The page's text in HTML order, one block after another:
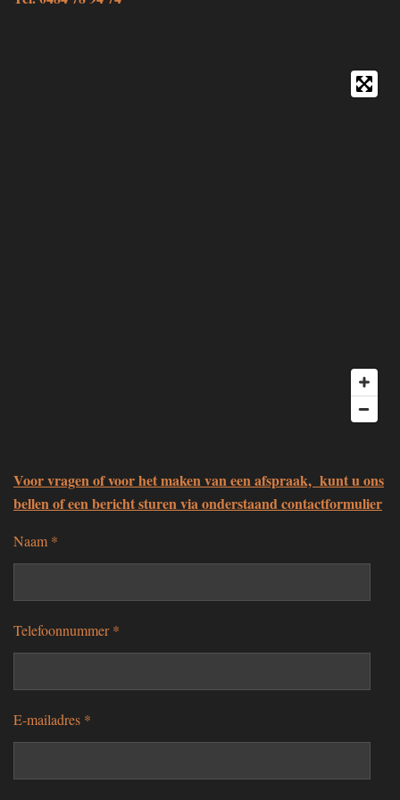
Voor vragen of voor het maken van een afspraak, kunt u ons
bellen of een bericht sturen via onderstaand contactformulier
Naam *
Telefoonnummer *
E-mailadres *